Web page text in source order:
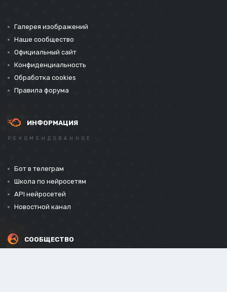
Галерея изображений
Наше сообщество
Официальный сайт
Конфиденциальность
Обработка cookies
Правила форума
ИНФОРМАЦИЯ
РЕКОМЕНДОВАННОЕ
Бот в телеграм
Школа по нейросетям
API нейросетей
Новостной канал
СООБЩЕСТВО